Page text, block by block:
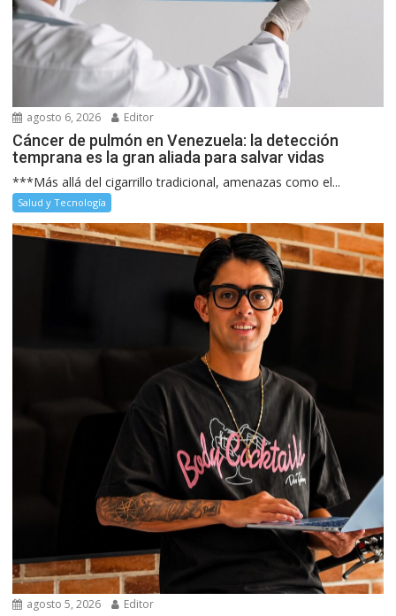
agosto 6, 2026 Editor
Cáncer de pulmón en Venezuela: la detección
temprana es la gran aliada para salvar vidas
***Más allá del cigarrillo tradicional, amenazas como el...
Salud y Tecnología
agosto 5, 2026 Editor